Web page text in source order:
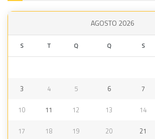
AGOSTO 2026
S T Q Q S
3 4 5 6 7
10 11 12 13 14
17 18 19 20 21